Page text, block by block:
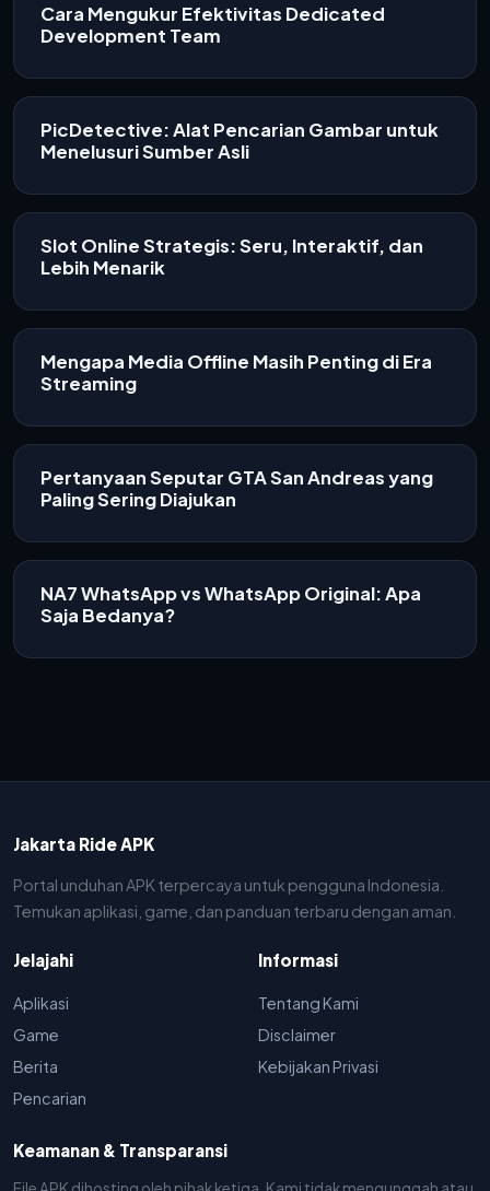
Cara Mengukur Efektivitas Dedicated
Development Team
PicDetective: Alat Pencarian Gambar untuk
Menelusuri Sumber Asli
Slot Online Strategis: Seru, Interaktif, dan
Lebih Menarik
Mengapa Media Offline Masih Penting di Era
Streaming
Pertanyaan Seputar GTA San Andreas yang
Paling Sering Diajukan
NA7 WhatsApp vs WhatsApp Original: Apa
Saja Bedanya?
Jakarta Ride APK
Portal unduhan APK terpercaya untuk pengguna Indonesia.
Temukan aplikasi, game, dan panduan terbaru dengan aman.
Jelajahi
Aplikasi
Game
Berita
Pencarian
Informasi
Tentang Kami
Disclaimer
Kebijakan Privasi
Keamanan & Transparansi